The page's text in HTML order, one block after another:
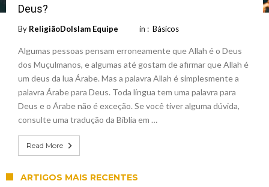
Deus?
By ReligiãoDoIslam Equipe in : Básicos
Algumas pessoas pensam erroneamente que Allah é o Deus
dos Muçulmanos, e algumas até gostam de afirmar que Allah é
um deus da lua Árabe. Mas a palavra Allah é simplesmente a
palavra Árabe para Deus. Toda língua tem uma palavra para
Deus e o Árabe não é exceção. Se você tiver alguma dúvida,
consulte uma tradução da Bíblia em …
Read More
ARTIGOS MAIS RECENTES